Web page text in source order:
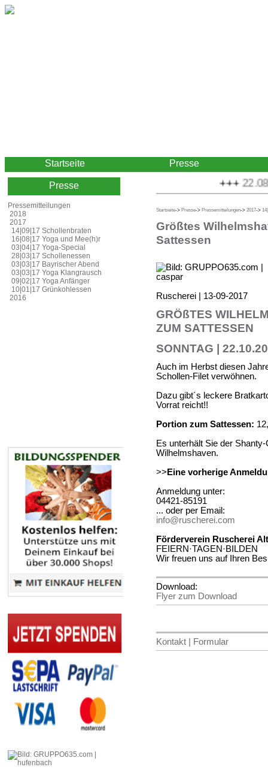
Startseite Presse
Presse
Pressemitteilungen
2018
2017
14|09|17 Schollenbraten
16|08|17 Yoga und Mee(h)r
03|04|17 Yoga-Special
28|03|17 Schollenessen
03|03|17 Bayrischer Abend
03|03|17 Yoga Klangrausch
09|02|17 Yoga Anfänger
10|01|17 Grünkohlessen
2016
+++
Startseite-> Presse-> Pressemitteilungen-> 2017->
Größtes
Sattessen
Ruscherei | 13-09-2017
GRÖßTES
ZUM SATTESSEN
SONNTAG |
Auch im Herbst diesen
Schollen-Filet verwöhnen.
Dazu gibt´s leckere
Vorrat reicht!!
Portion zum Sattessen:
Es unterhält Sie der
Wilhelmshaven.
>>Eine vorherige
Anmeldung unter:
04421-85191
... oder per Email:
info@ruscherei.com
Förderverein Ruscherei
FEIERN·TAGEN·BILDEN
Wir freuen uns auf Ihren
Download:
Flyer zum Download
Kontakt | Formular